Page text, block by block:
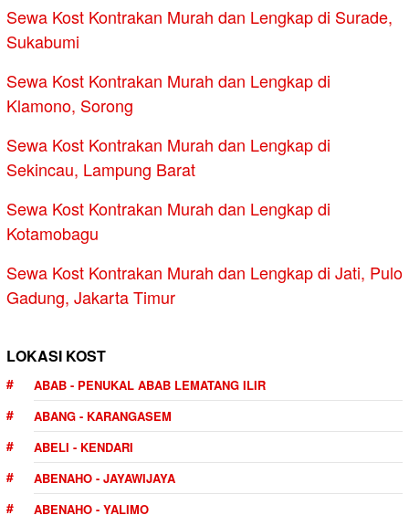
Sewa Kost Kontrakan Murah dan Lengkap di Surade,
Sukabumi
Sewa Kost Kontrakan Murah dan Lengkap di
Klamono, Sorong
Sewa Kost Kontrakan Murah dan Lengkap di
Sekincau, Lampung Barat
Sewa Kost Kontrakan Murah dan Lengkap di
Kotamobagu
Sewa Kost Kontrakan Murah dan Lengkap di Jati, Pulo
Gadung, Jakarta Timur
LOKASI KOST
ABAB - PENUKAL ABAB LEMATANG ILIR
ABANG - KARANGASEM
ABELI - KENDARI
ABENAHO - JAYAWIJAYA
ABENAHO - YALIMO